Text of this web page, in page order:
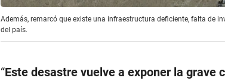
Además, remarcó que existe una infraestructura deficiente, falta de
del país.
“Este desastre vuelve a exponer la grave